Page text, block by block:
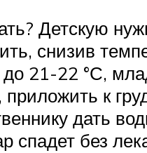
Детскую
снизив
до 21-22 °С,
приложить к
дать
спадет без